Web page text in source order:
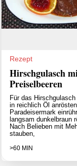
Rezept
Hirschgulasch
Preiselbeeren
Für das
in reichlich Öl
Paradeisermark
langsam dunkelbraun
Nach Belieben mit
stauben,
>60 MIN